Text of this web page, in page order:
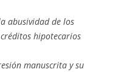
abusividad de los
hipotecarios
manuscrita y su